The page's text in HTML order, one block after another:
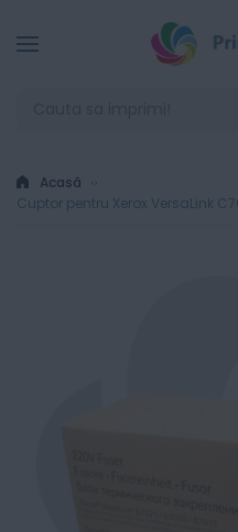
Acasă
Cuptor pentru Xerox VersaLink